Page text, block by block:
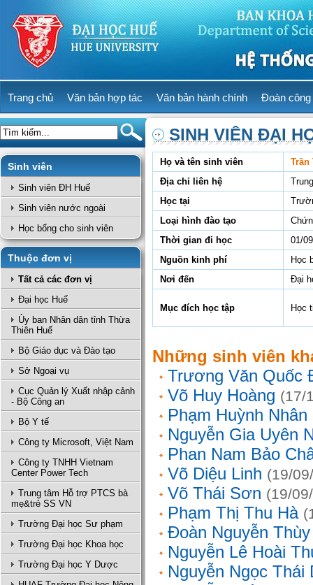
Trang chủ Văn bản hợp tác Văn bản hành chính Đoàn công
Sinh viên
Sinh viên ĐH Huế
Sinh viên nước ngoài
Học bổng cho sinh viên
Thuộc đơn vị
Tất cả các đơn vị
Đại học Huế
Ủy ban Nhân dân tỉnh Thừa
Thiên Huế
Bộ Giáo dục và Đào tạo
Sở Ngoại vụ
Cục Quản lý Xuất nhập cảnh
- Bộ Công an
Bộ Y tế
Công ty Microsoft, Việt Nam
Công ty TNHH Vietnam
Center Power Tech
Trung tâm Hỗ trợ PTCS bà
mẹ&trẻ SS VN
Trường Đại học Sư phạm
Trường Đại học Khoa học
Trường Đại học Y Dược
SINH VIÊN ĐẠI
Họ và tên sinh viên
Trần
Địa chỉ liên hệ
Học tại
Loại hình đào tạo
Thời gian đi học
01/
Nguồn kinh phí
Học
Nơi đến
Đại
Mục đích học tập Học
Những sinh viên
Trương Văn Quốc
Võ Huy Hoàng (17/
Phạm Huỳnh Nhân
Nguyễn Gia Uyên
Phan Nam Bảo
Võ Diệu Linh (19/
Võ Thái Sơn (19/
Phạm Thị Thu Hà
Đoàn Nguyễn
Nguyễn Lê Hoài
Nguyễn Ngọc Thái